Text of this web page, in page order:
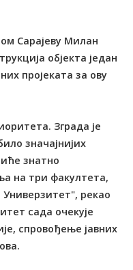
Сарајеву Милан
објекта један
пројеката за ову
Зграда је
значајнијих
знатно
на три факултета,
Универзитет", рекао
сада очекује
спровођење јавних